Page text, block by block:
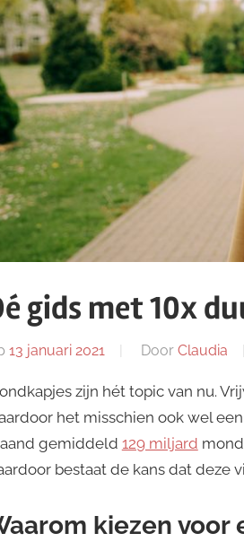
gids met 10x
13 januari 2021 Door Claudia
zijn hét topic van nu.
het misschien ook wel
gemiddeld 129 miljard
bestaat de kans dat deze
kiezen voor